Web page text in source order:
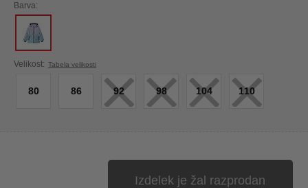
Barva:
Velikost: Tabela velikosti
80 86 92
× 98
× 104
× 110
×
Izdelek je žal razprodan